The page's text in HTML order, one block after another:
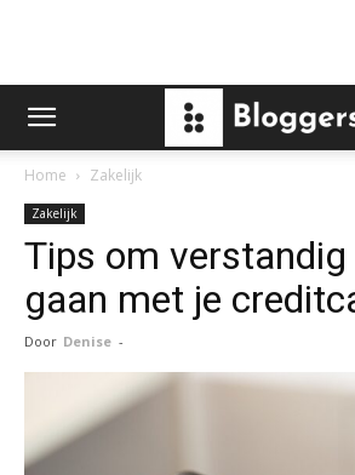
Home Zakelijk
Zakelijk
Tips om
gaan met je
Door Denise -